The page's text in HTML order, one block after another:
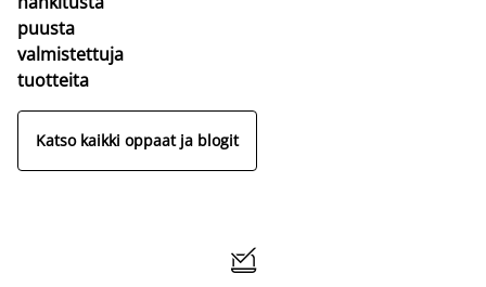
puusta
valmistettuja
tuotteita
Katso kaikki oppaat ja blogit
